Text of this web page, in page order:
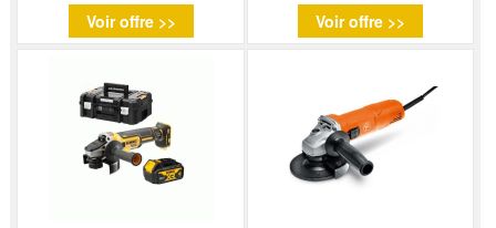
Voir offre >> Voir offre >>